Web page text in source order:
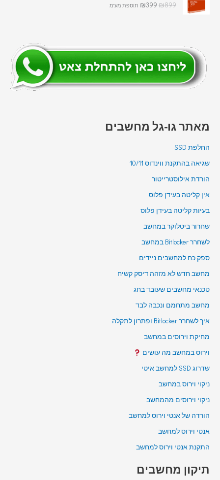
₪899
₪399 תוספת מע"מ
מאתר גו-גל מחשבים
החלפת SSD
שגיאה בהתקנת ווינדוס 10/11
הורדת אילוסטרייטור
אין קליטה בעידן פלוס
בעיות קליטה בעידן פלוס
שחרור ביטלוקר במחשב
לשחרר Bitlocker במחשב
ספק כח למחשבים ניידים
מחשב חדש לא מזהה דיסק קשיח
טכנאי מחשבים שעובד בחג
מחשב מתחמם ונכבה לבד
איך לשחרר Bitlocker ופתרון לתקלה
מחיקת וירוסים במחשב
וירוס במחשב מה עושים
שדרוג SSD למחשב איטי
ניקוי וירוס במחשב
ניקוי וירוסים מהמחשב
הורדה של אנטי וירוס למחשב
אנטי וירוס למחשב
התקנת אנטי וירוס למחשב
תיקון מחשבים